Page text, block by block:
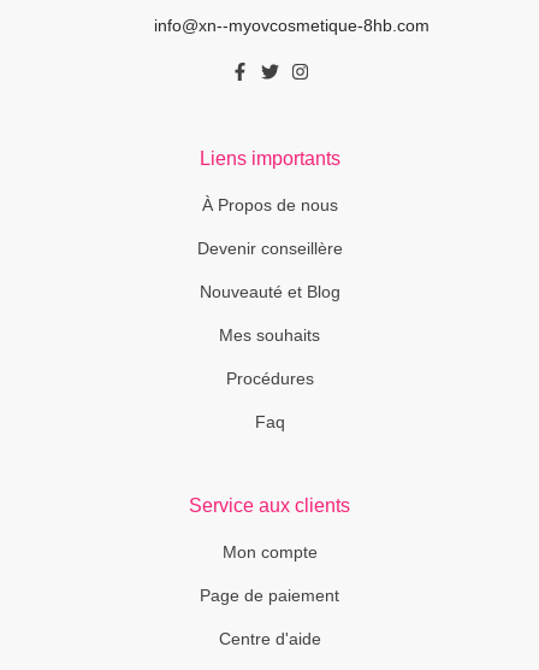
info@xn--myovcosmetique-8hb.com
Liens importants
À Propos de nous
Devenir conseillère
Nouveauté et Blog
Mes souhaits
Procédures
Faq
Service aux clients
Mon compte
Page de paiement
Centre d'aide